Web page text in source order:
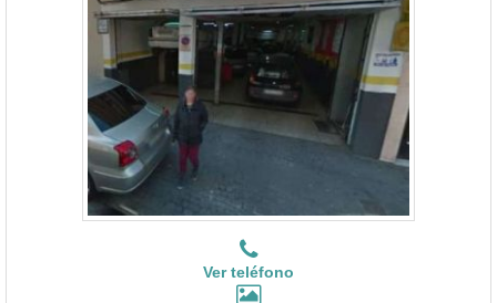
Ver teléfono